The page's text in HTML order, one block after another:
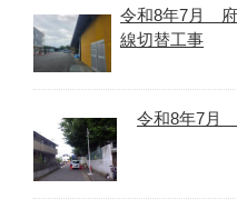
令和8年7月
線切替工事
令和8年7月